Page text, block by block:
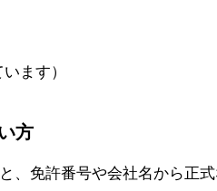
ます）
方
免許番号や会社名から正式